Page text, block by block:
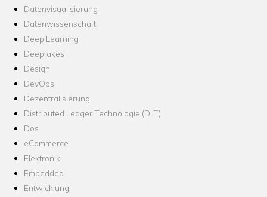
Datenvisualisierung
Datenwissenschaft
Deep Learning
Deepfakes
Design
DevOps
Dezentralisierung
Distributed Ledger Technologie (DLT)
Dos
eCommerce
Elektronik
Embedded
Entwicklung